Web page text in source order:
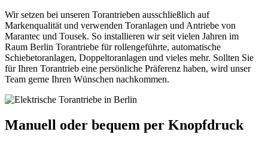
Wir setzen bei unseren Torantrieben ausschließlich auf
Markenqualität und verwenden Toranlagen und Antriebe von
Marantec und Tousek. So installieren wir seit vielen Jahren im
Raum Berlin Torantriebe für rollengeführte, automatische
Schiebetoranlagen, Doppeltoranlagen und vieles mehr. Sollten Sie
für Ihren Torantrieb eine persönliche Präferenz haben, wird unser
Team gerne Ihren Wünschen nachkommen.
Manuell oder bequem per Knopfdruck